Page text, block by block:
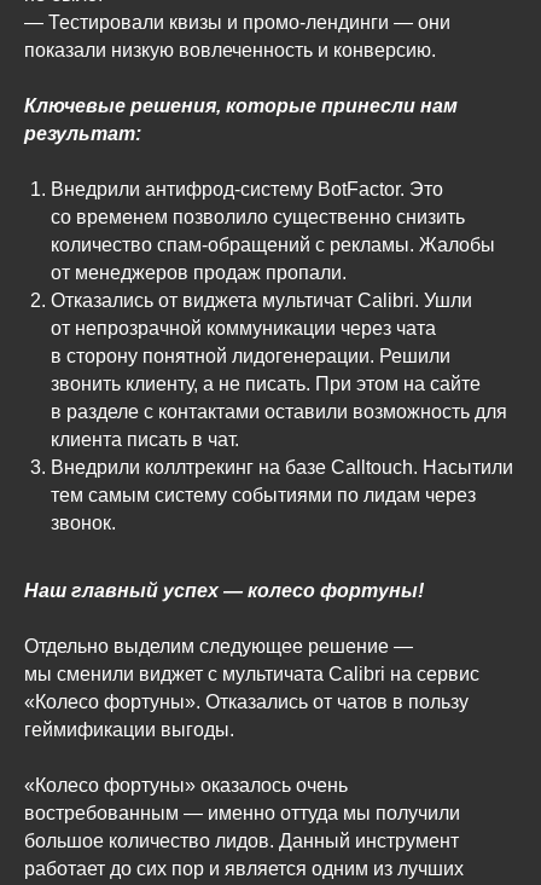
— Тестировали квизы и промо-лендинги — они
показали низкую вовлеченность и конверсию.
Ключевые решения, которые принесли нам
результат:
Внедрили антифрод-систему BotFactor. Это
со временем позволило существенно снизить
количество спам-обращений с рекламы. Жалобы
от менеджеров продаж пропали.
Отказались от виджета мультичат Calibri. Ушли
от непрозрачной коммуникации через чата
в сторону понятной лидогенерации. Решили
звонить клиенту, а не писать. При этом на сайте
в разделе с контактами оставили возможность для
клиента писать в чат.
Внедрили коллтрекинг на базе Calltouch. Насытили
тем самым систему событиями по лидам через
звонок.
Наш главный успех — колесо фортуны!
Отдельно выделим следующее решение —
мы сменили виджет с мультичата Calibri на сервис
«Колесо фортуны». Отказались от чатов в пользу
геймификации выгоды.
«Колесо фортуны» оказалось очень
востребованным — именно оттуда мы получили
большое количество лидов. Данный инструмент
работает до сих пор и является одним из лучших